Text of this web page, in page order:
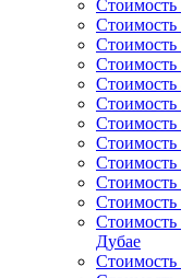
Стоимость
Стоимость
Стоимость
Стоимость
Стоимость
Стоимость
Стоимость
Стоимость
Дубае
Стоимость